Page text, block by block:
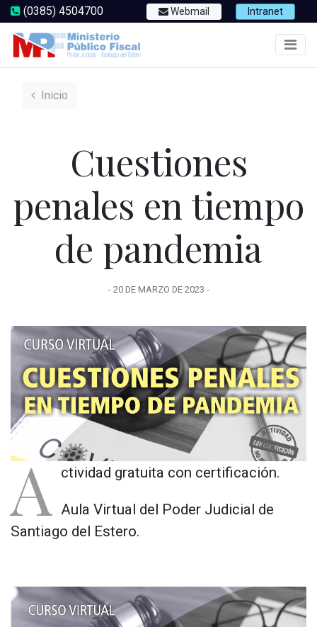
(0385) 4504700 Webmail Intranet
Inicio
Cuestiones
penales en tiempo
de pandemia
- 20 DE MARZO DE 2023 -
A ctividad gratuita con certificación.
Aula Virtual del Poder Judicial de
Santiago del Estero.